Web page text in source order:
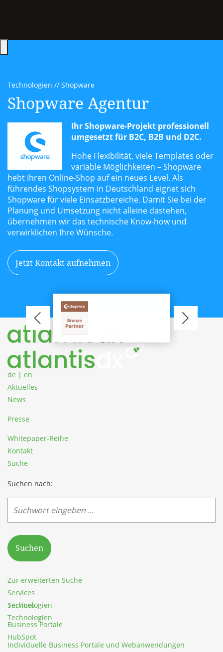
Technologien Shopware
Shopware Agentur
Ihr Shopware-Projekt professionell
umgesetzt für B2C, B2B und D2C.
Hohe Flexibilität, viele Templates oder
variable Möglichkeiten – Shopware
hebt Ihren Online-Shop auf ein neues Level. Als
führendes Shopsystem in Deutschland eignet sich
Shopware für viele Einsatzbereiche. Damit Sie bei der
Planung und Umsetzung nicht alleine dastehen,
übernehmen wir das technische Know-how und
verwirklichen Ihre Wünsche.
Jetzt Kontakt aufnehmen
im
Zum Inhalt springen
de | en
Aktuelles
News
Presse
Whitepaper-Reihe
Kontakt
Suche
Suchen nach:
Suchen
Zur erweiterten Suche
Services
Services
Business Portale
Individuelle Business Portale und Webanwendungen
Technologien
Technologien
HubSpot